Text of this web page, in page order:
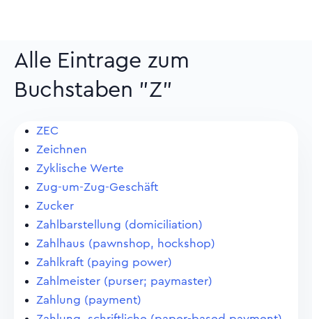
Alle Eintrage zum
Buchstaben "Z"
ZEC
Zeichnen
Zyklische Werte
Zug-um-Zug-Geschäft
Zucker
Zahlbarstellung (domiciliation)
Zahlhaus (pawnshop, hockshop)
Zahlkraft (paying power)
Zahlmeister (purser; paymaster)
Zahlung (payment)